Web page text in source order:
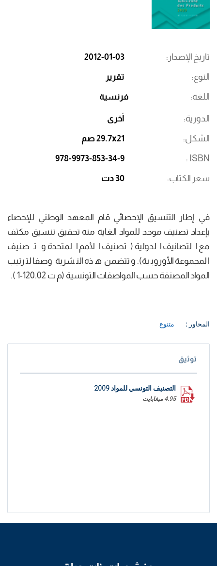
تاريخ الإصدار 2012-01-03
النوع تقرير
اللغة فرنسية
الدورية أخرى
الشكل 29.7x21 صم
ISBN
978-9973-853-34-9
سعر الكتاب 30 دت
في إطار التنسيق الإحصائي قام المعهد الوطني للإحصاء
بإعداد تصنيف موحد للمواد الغاية منه تحقيق تنسيق مكثف
مع التصانيف الدولية (تصنيف الأمم المتحدة و تصنيف
المجموعة الأوروبية). و تتضمن هذه النشرية وصفا لترتيب
المواد المصنفة حسب المواصفات التونسية (م ت 120.02-1 ).
المحاور : متنوع
توثيق
التصنيف التونسي للمواد 2009
4.95 ميغابايت